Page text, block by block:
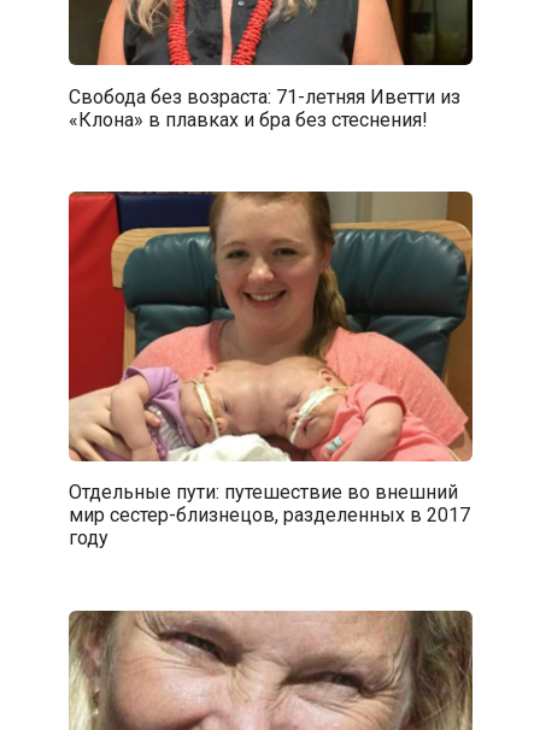
Свобода без возраста: 71-летняя Иветти из
«Клона» в плавках и бра без стеснения!
Отдельные пути: путешествие во внешний
мир сестер-близнецов, разделенных в 2017
году